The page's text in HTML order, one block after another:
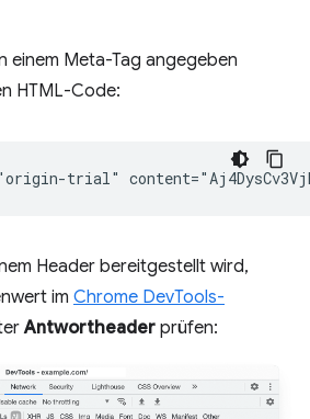
einem Meta-Tag angegeben
HTML-Code:
Header bereitgestellt wird,
im Chrome DevTools-
Antwortheader prüfen: